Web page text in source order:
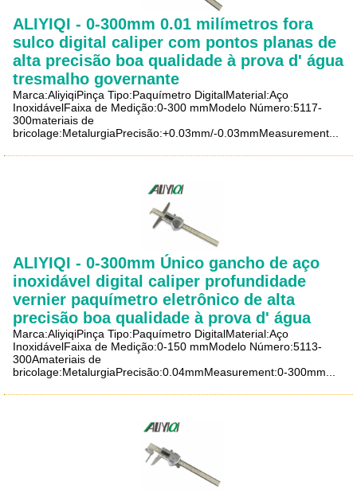
ALIYIQI - 0-300mm 0.01 milímetros fora
sulco digital caliper com pontos planas de
alta precisão boa qualidade à prova d' água
tresmalho governante
Marca:AliyiqiPinça Tipo:Paquímetro DigitalMaterial:Aço
InoxidávelFaixa de Medição:0-300 mmModelo Número:5117-
300materiais de
bricolage:MetalurgiaPrecisão:+0.03mm/-0.03mmMeasurement...
ALIYIQI - 0-300mm Único gancho de aço
inoxidável digital caliper profundidade
vernier paquímetro eletrônico de alta
precisão boa qualidade à prova d' água
Marca:AliyiqiPinça Tipo:Paquímetro DigitalMaterial:Aço
InoxidávelFaixa de Medição:0-150 mmModelo Número:5113-
300Amateriais de
bricolage:MetalurgiaPrecisão:0.04mmMeasurement:0-300mm...